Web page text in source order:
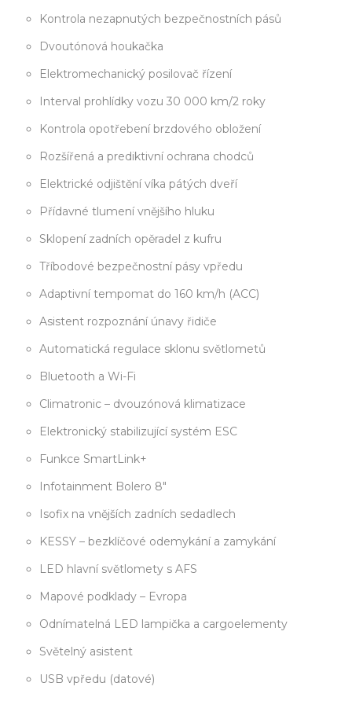
Kontrola nezapnutých bezpečnostních pásů
Dvoutónová houkačka
Elektromechanický posilovač řízení
Interval prohlídky vozu 30 000 km/2 roky
Kontrola opotřebení brzdového obložení
Rozšířená a prediktivní ochrana chodců
Elektrické odjištění víka pátých dveří
Přídavné tlumení vnějšího hluku
Sklopení zadních opěradel z kufru
Tříbodové bezpečnostní pásy vpředu
Adaptivní tempomat do 160 km/h (ACC)
Asistent rozpoznání únavy řidiče
Automatická regulace sklonu světlometů
Bluetooth a Wi-Fi
Climatronic – dvouzónová klimatizace
Elektronický stabilizující systém ESC
Funkce SmartLink+
Infotainment Bolero 8"
Isofix na vnějších zadních sedadlech
KESSY – bezklíčové odemykání a zamykání
LED hlavní světlomety s AFS
Mapové podklady – Evropa
Odnímatelná LED lampička a cargoelementy
Světelný asistent
USB vpředu (datové)